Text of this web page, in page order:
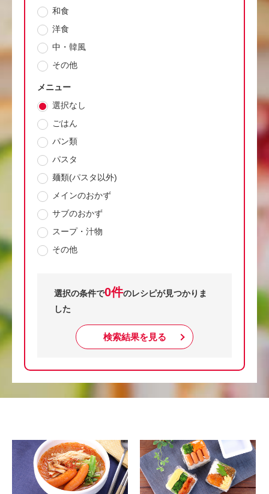
和食
洋食
中・韓風
その他
メニュー
選択なし
ごはん
パン類
パスタ
麺類(パスタ以外)
メインのおかず
サブのおかず
スープ・汁物
その他
選択の条件で0件のレシピが見つかりま
した
検索結果を見る